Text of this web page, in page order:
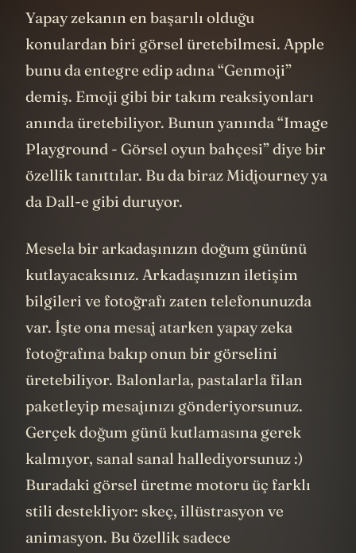
Yapay zekanın en başarılı olduğu
konulardan biri görsel üretebilmesi. Apple
bunu da entegre edip adına “Genmoji”
demiş. Emoji gibi bir takım reaksiyonları
anında üretebiliyor. Bunun yanında “Image
Playground - Görsel oyun bahçesi” diye bir
özellik tanıttılar. Bu da biraz Midjourney ya
da Dall-e gibi duruyor.
Mesela bir arkadaşınızın doğum gününü
kutlayacaksınız. Arkadaşınızın iletişim
bilgileri ve fotoğrafı zaten telefonunuzda
var. İşte ona mesaj atarken yapay zeka
fotoğrafına bakıp onun bir görselini
üretebiliyor. Balonlarla, pastalarla filan
paketleyip mesajınızı gönderiyorsunuz.
Gerçek doğum günü kutlamasına gerek
kalmıyor, sanal sanal hallediyorsunuz :)
Buradaki görsel üretme motoru üç farklı
stili destekliyor: skeç, illüstrasyon ve
animasyon. Bu özellik sadece